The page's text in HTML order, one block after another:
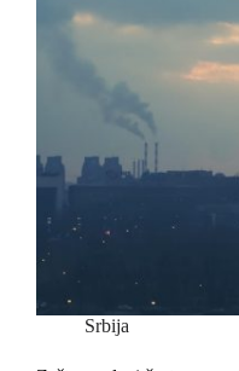
Srbija